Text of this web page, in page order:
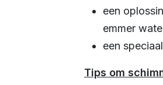
een
emmer
een
Tips om